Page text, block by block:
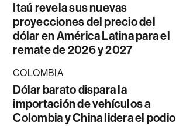
Itaú revela sus nuevas
proyecciones del precio del
dólar en América Latina para el
remate de 2026 y 2027
COLOMBIA
Dólar barato dispara la
importación de vehículos a
Colombia y China lidera el podio